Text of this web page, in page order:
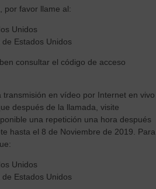
por favor llame al:
Unidos
Estados Unidos
consultar el código de acceso
en vídeo por Internet en vivo
después de la llamada, visite
una repetición una hora después
hasta el 8 de Noviembre de 2019. Para
Unidos
Estados Unidos